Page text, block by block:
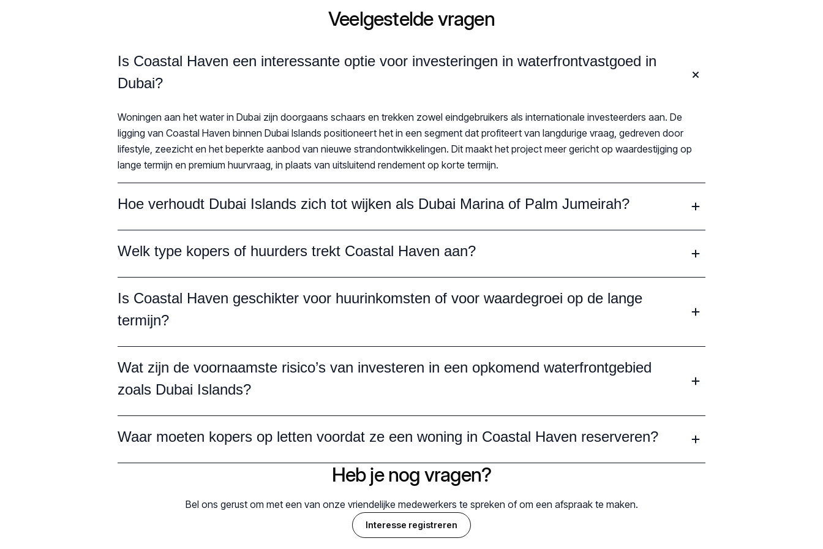
Veelgestelde vragen
Is Coastal Haven een interessante optie voor investeringen in waterfrontvastgoed in
Dubai?
Woningen aan het water in Dubai zijn doorgaans schaars en trekken zowel eindgebruikers als internationale investeerders aan. De
ligging van Coastal Haven binnen Dubai Islands positioneert het in een segment dat profiteert van langdurige vraag, gedreven door
lifestyle, zeezicht en het beperkte aanbod van nieuwe strandontwikkelingen. Dit maakt het project meer gericht op waardestijging op
lange termijn en premium huurvraag, in plaats van uitsluitend rendement op korte termijn.
Hoe verhoudt Dubai Islands zich tot wijken als Dubai Marina of Palm Jumeirah?
Welk type kopers of huurders trekt Coastal Haven aan?
Is Coastal Haven geschikter voor huurinkomsten of voor waardegroei op de lange
termijn?
Wat zijn de voornaamste risico’s van investeren in een opkomend waterfrontgebied
zoals Dubai Islands?
Waar moeten kopers op letten voordat ze een woning in Coastal Haven reserveren?
Heb je nog vragen?
Bel ons gerust om met een van onze vriendelijke medewerkers te spreken of om een afspraak te maken.
Interesse registreren